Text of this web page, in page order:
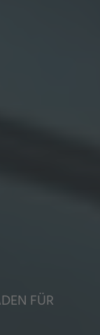
FÜR